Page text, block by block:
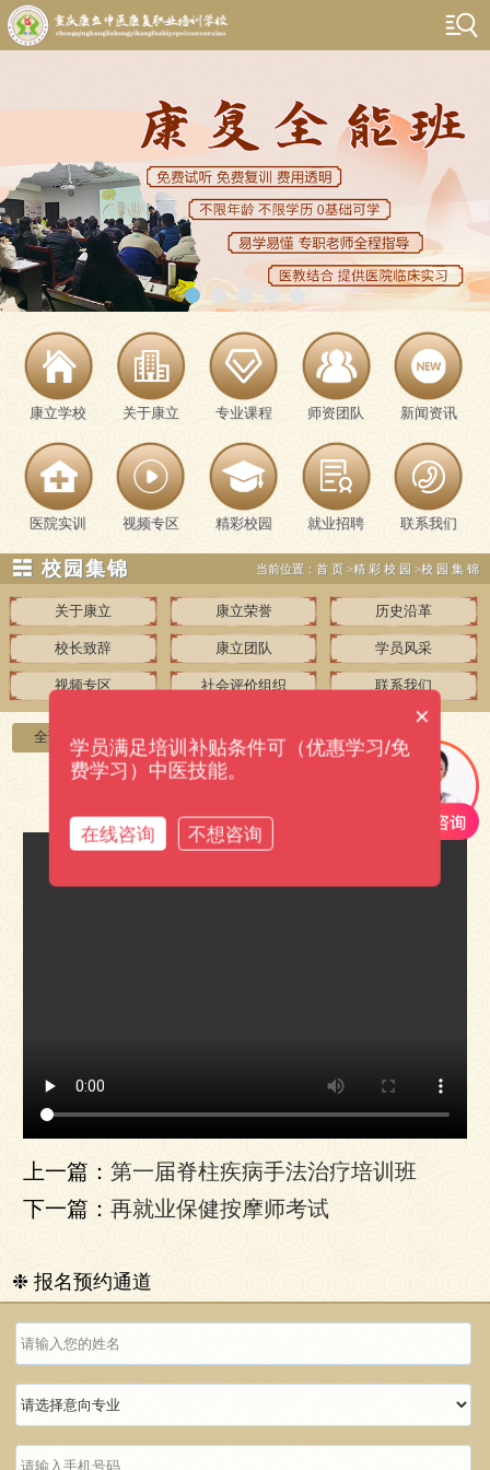
康立学校 关于康立 专业课程 师资团队 新闻资讯
医院实训 视频专区 精彩校园 就业招聘 联系我们
☵ 校园集锦 当前位置： 首页 >精彩校园 >校园集锦
关于康立 康立荣誉 历史沿革
校长致辞 康立团队 学员风采
视频专区 社会评价组织 联系我们
全部 148 毕业合影 124 校园集锦 23
上一篇： 第一届脊柱疾病手法治疗培训班
下一篇： 再就业保健按摩师考试
❉ 报名预约通道
×
学员满足培训补贴条件可（优惠学习/免
费学习）中医技能。
在线咨询 不想咨询